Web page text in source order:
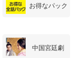
お得なパック
中国宮廷劇